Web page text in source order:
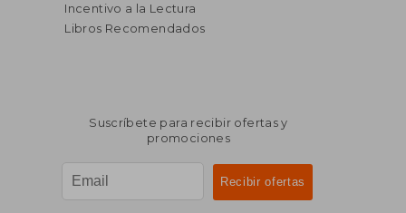
Incentivo a la Lectura
Libros Recomendados
Suscríbete para recibir ofertas y
promociones